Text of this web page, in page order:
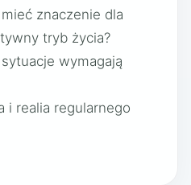
znaczenie dla
tryb życia?
wymagają
i realia regularnego